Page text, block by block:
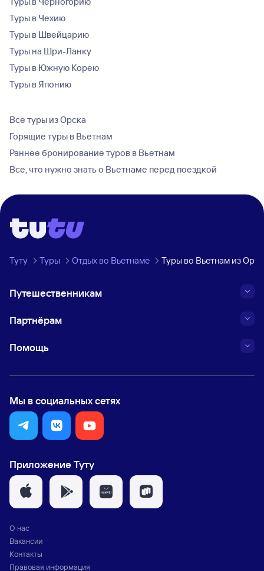
Туры в Чехию
Туры в Швейцарию
Туры на Шри-Ланку
Туры в Южную Корею
Туры в Японию
Все туры из Орска
Горящие туры в Вьетнам
Раннее бронирование туров в Вьетнам
Все, что нужно знать о Вьетнаме перед поездкой
Туту Туры Отдых во Вьетнаме Туры во Вьетнам из
Путешественникам
Партнёрам
Помощь
Мы в социальных сетях
Приложение Туту
О нас
Вакансии
Контакты
Правовая информация